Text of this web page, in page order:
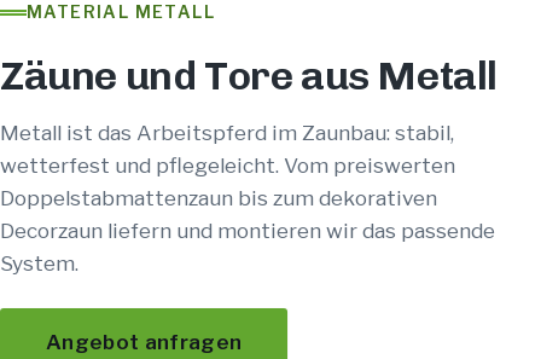
MATERIAL METALL
Zäune und Tore aus Metall
Metall ist das Arbeitspferd im Zaunbau: stabil,
wetterfest und pflegeleicht. Vom preiswerten
Doppelstabmattenzaun bis zum dekorativen
Decorzaun liefern und montieren wir das passende
System.
Angebot anfragen